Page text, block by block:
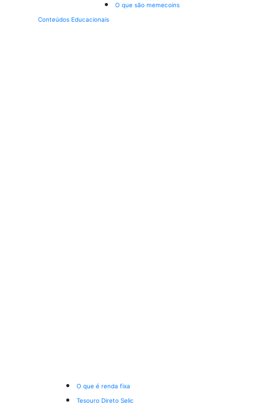
O que são memecoins
Conteúdos Educacionais
O que é renda fixa
Tesouro Direto Selic